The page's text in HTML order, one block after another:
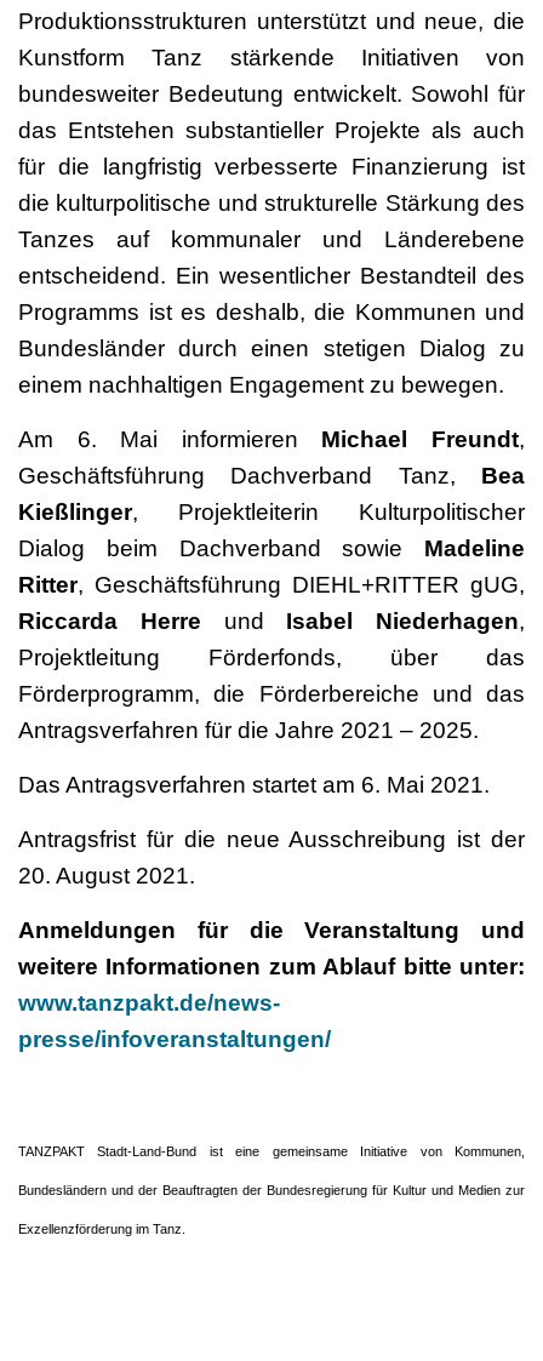
Produktionsstrukturen unterstützt und neue, die
Kunstform Tanz stärkende Initiativen von
bundesweiter Bedeutung entwickelt. Sowohl für
das Entstehen substantieller Projekte als auch
für die langfristig verbesserte Finanzierung ist
die kulturpolitische und strukturelle Stärkung des
Tanzes auf kommunaler und Länderebene
entscheidend. Ein wesentlicher Bestandteil des
Programms ist es deshalb, die Kommunen und
Bundesländer durch einen stetigen Dialog zu
einem nachhaltigen Engagement zu bewegen.
Am 6. Mai informieren Michael Freundt,
Geschäftsführung Dachverband Tanz, Bea
Kießlinger, Projektleiterin Kulturpolitischer
Dialog beim Dachverband sowie Madeline
Ritter, Geschäftsführung DIEHL+RITTER gUG,
Riccarda Herre und Isabel Niederhagen,
Projektleitung Förderfonds, über das
Förderprogramm, die Förderbereiche und das
Antragsverfahren für die Jahre 2021 – 2025.
Das Antragsverfahren startet am 6. Mai 2021.
Antragsfrist für die neue Ausschreibung ist der
20. August 2021.
Anmeldungen für die Veranstaltung und
weitere Informationen zum Ablauf bitte unter:
www.tanzpakt.de/news-
presse/infoveranstaltungen/
TANZPAKT Stadt-Land-Bund ist eine gemeinsame Initiative von Kommunen,
Bundesländern und der Beauftragten der Bundesregierung für Kultur und Medien zur
Exzellenzförderung im Tanz.